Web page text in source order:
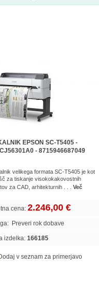
EPSON SC-T5405 -
- 8715946687049
velikega formata SC-T5405 je kot
za tiskanje visokokakovostnih
za CAD, arhitekturnih . . . Več
cena: 2.246,00 €
Preveri rok dobave
izdelka: 166185
v seznam za primerjavo